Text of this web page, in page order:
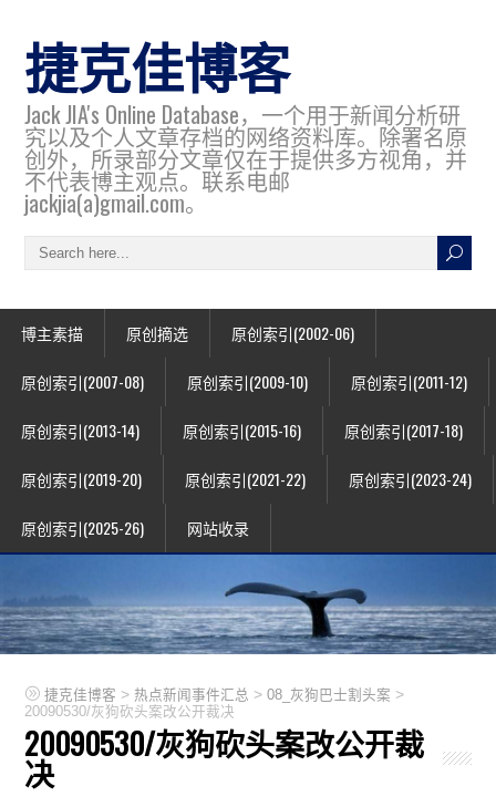
捷克佳博客
Jack JIA's Online Database，一个用于新闻分析研
究以及个人文章存档的网络资料库。除署名原
创外，所录部分文章仅在于提供多方视角，并
不代表博主观点。联系电邮
jackjia(a)gmail.com。
博主素描 原创摘选 原创索引(2002-06)
原创索引(2007-08) 原创索引(2009-10) 原创索引(2011-12)
原创索引(2013-14) 原创索引(2015-16) 原创索引(2017-18)
原创索引(2019-20) 原创索引(2021-22) 原创索引(2023-24)
原创索引(2025-26) 网站收录
捷克佳博客 > 热点新闻事件汇总 >08_灰狗巴士割头案 >
20090530/灰狗砍头案改公开裁决
20090530/灰狗砍头案改公开裁
决